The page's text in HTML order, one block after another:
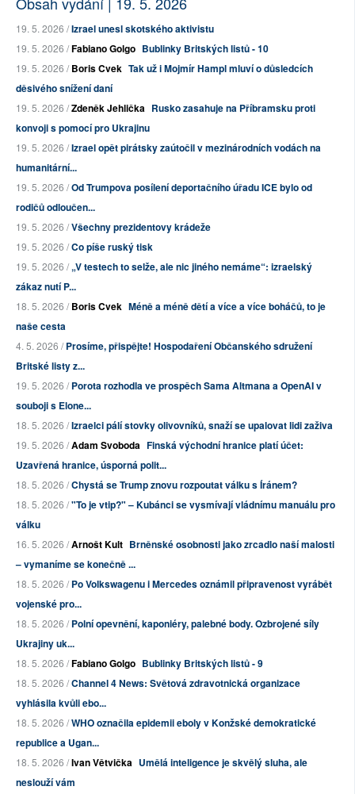
19. 5. 2026 /Izrael unesl skotského aktivistu
19. 5. 2026 /Fabiano Golgo Bublinky Britských listů - 10
19. 5. 2026 /Boris Cvek Tak už i Mojmír Hampl mluví o důsledcích
děsivého snížení daní
19. 5. 2026 /Zdeněk Jehlička Rusko zasahuje na Příbramsku proti
konvoji s pomocí pro Ukrajinu
19. 5. 2026 /Izrael opět pirátsky zaútočil v mezinárodních vodách na
humanitární...
19. 5. 2026 /Od Trumpova posílení deportačního úřadu ICE bylo od
rodičů odloučen...
19. 5. 2026 /Všechny prezidentovy krádeže
19. 5. 2026 /Co píše ruský tisk
19. 5. 2026 /„V testech to selže, ale nic jiného nemáme“: izraelský
zákaz nutí P...
18. 5. 2026 /Boris Cvek Méně a méně dětí a více a více boháčů, to je
naše cesta
4. 5. 2026 /Prosíme, přispějte! Hospodaření Občanského sdružení
Britské listy z...
19. 5. 2026 /Porota rozhodla ve prospěch Sama Altmana a OpenAI v
souboji s Elone...
18. 5. 2026 /Izraelci pálí stovky olivovníků, snaží se upalovat lidi zaživa
19. 5. 2026 /Adam Svoboda Finská východní hranice platí účet:
Uzavřená hranice, úsporná polit...
18. 5. 2026 /Chystá se Trump znovu rozpoutat válku s Íránem?
18. 5. 2026 /"To je vtip?" – Kubánci se vysmívají vládnímu manuálu pro
válku
16. 5. 2026 /Arnošt Kult Brněnské osobnosti jako zrcadlo naší malosti
– vymaníme se konečně ...
18. 5. 2026 /Po Volkswagenu i Mercedes oznámil připravenost vyrábět
vojenské pro...
18. 5. 2026 /Polní opevnění, kaponiéry, palebné body. Ozbrojené síly
Ukrajiny uk...
18. 5. 2026 /Fabiano Golgo Bublinky Britských listů - 9
18. 5. 2026 /Channel 4 News: Světová zdravotnická organizace
vyhlásila kvůli ebo...
18. 5. 2026 /WHO označila epidemii eboly v Konžské demokratické
republice a Ugan...
18. 5. 2026 /Ivan Větvička Umělá inteligence je skvělý sluha, ale
neslouží vám